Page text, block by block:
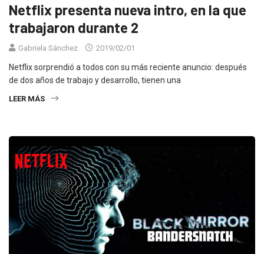
Netflix presenta nueva intro, en la que
trabajaron durante 2
Gabriela Sánchez 2019/02/01
Netflix sorprendió a todos con su más reciente anuncio: después
de dos años de trabajo y desarrollo, tienen una
LEER MÁS